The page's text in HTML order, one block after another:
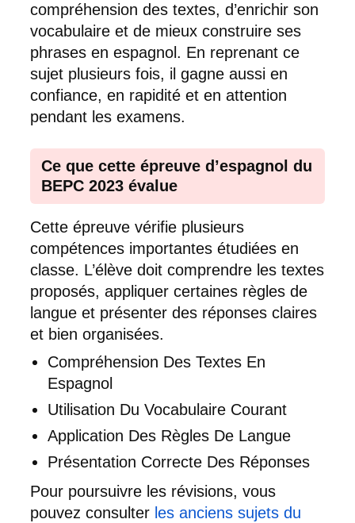
compréhension des textes, d’enrichir son
vocabulaire et de mieux construire ses
phrases en espagnol. En reprenant ce
sujet plusieurs fois, il gagne aussi en
confiance, en rapidité et en attention
pendant les examens.
Ce que cette épreuve d’espagnol du
BEPC 2023 évalue
Cette épreuve vérifie plusieurs
compétences importantes étudiées en
classe. L’élève doit comprendre les textes
proposés, appliquer certaines règles de
langue et présenter des réponses claires
et bien organisées.
Compréhension Des Textes En
Espagnol
Utilisation Du Vocabulaire Courant
Application Des Règles De Langue
Présentation Correcte Des Réponses
Pour poursuivre les révisions, vous
pouvez consulter les anciens sujets du